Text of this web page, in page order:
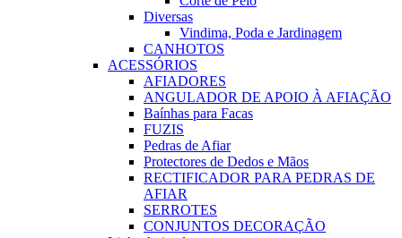
Diversas
Vindima, Poda e Jardinagem
CANHOTOS
ACESSÓRIOS
AFIADORES
ANGULADOR DE APOIO À AFIAÇÃO
Baínhas para Facas
FUZIS
Pedras de Afiar
Protectores de Dedos e Mãos
RECTIFICADOR PARA PEDRAS DE
AFIAR
SERROTES
CONJUNTOS DECORAÇÃO